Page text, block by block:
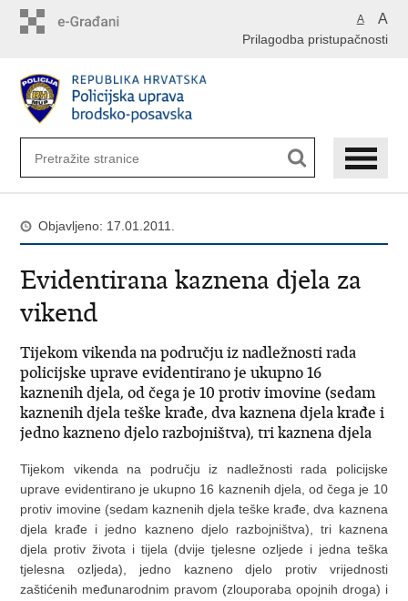
A A
Prilagodba pristupačnosti
Objavljeno: 17.01.2011.
Evidentirana kaznena djela za
vikend
Tijekom vikenda na području iz nadležnosti rada
policijske uprave evidentirano je ukupno 16
kaznenih djela, od čega je 10 protiv imovine (sedam
kaznenih djela teške krađe, dva kaznena djela krađe i
jedno kazneno djelo razbojništva), tri kaznena djela
Tijekom vikenda na području iz nadležnosti rada policijske
uprave evidentirano je ukupno 16 kaznenih djela, od čega je 10
protiv imovine (sedam kaznenih djela teške krađe, dva kaznena
djela krađe i jedno kazneno djelo razbojništva), tri kaznena
djela protiv života i tijela (dvije tjelesne ozljede i jedna teška
tjelesna ozljeda), jedno kazneno djelo protiv vrijednosti
zaštićenih međunarodnim pravom (zlouporaba opojnih droga) i